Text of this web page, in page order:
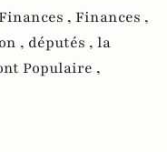
, Finances ,
, députés , la
Populaire ,